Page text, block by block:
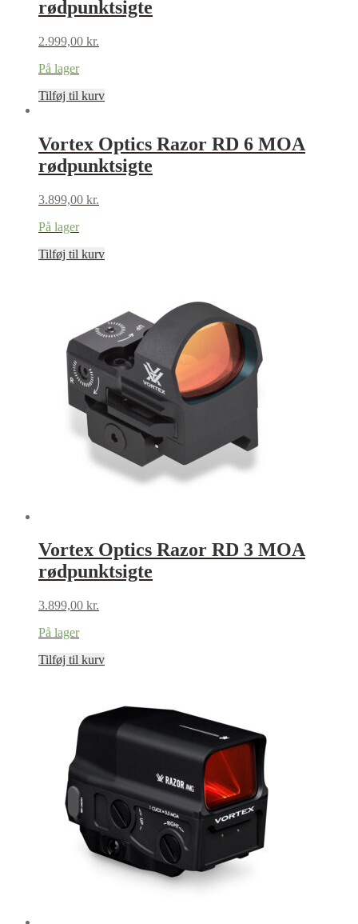
rødpunktsigte
2.999,00 kr.
På lager
Tilføj til kurv
Vortex Optics Razor RD 6 MOA
rødpunktsigte
3.899,00 kr.
På lager
Tilføj til kurv
Vortex Optics Razor RD 3 MOA
rødpunktsigte
3.899,00 kr.
På lager
Tilføj til kurv